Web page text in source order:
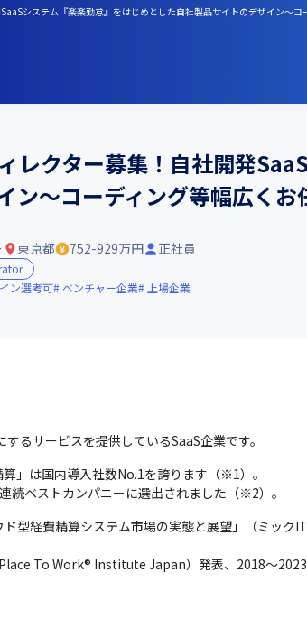
システム『楽楽勤怠』をはじめとした自社製品サイトのデザイン～コ
レクター募集！自社開発
ン～コーディング等幅広くお
東京都 752-929万円 正社員
ン選考可 ベンチャー企業 上場企業
るサービスを提供しているSaaS企業です。
」は国内導入社数No.1を誇ります（※1）。
ベストカンパニーに選出されました（※2）。
型経費精算システム市場の実態と展望」（ミッ
To Work® Institute Japan）発表、2018～